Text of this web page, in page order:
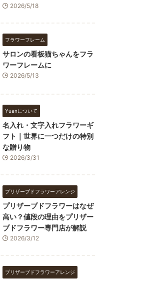
2026/5/18
フラワーフレーム
サロンの看板猫ちゃんをフラ
ワーフレームに
2026/5/13
Yuanについて
名入れ・文字入れフラワーギ
フト｜世界に一つだけの特別
な贈り物
2026/3/31
プリザーブドフラワーアレンジ
プリザーブドフラワーはなぜ
高い？値段の理由をプリザー
ブドフラワー専門店が解説
2026/3/12
プリザーブドフラワーアレンジ